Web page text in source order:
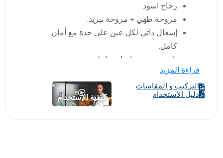
زجاج اسود
مروحة طهي + مروحة تبريد.
إشعال ذاتي لكل عين على حدة مع أمان
كامل.
تايمر جرس + اضاءة داخلية + رف
استانلس ستيل.
سعة 76 لتر.
طبقتين من الزجاج الداخلي
قراءة المزيد
التركيب و المقاسات
دليل الاستخدام
كيفية الإستخدام